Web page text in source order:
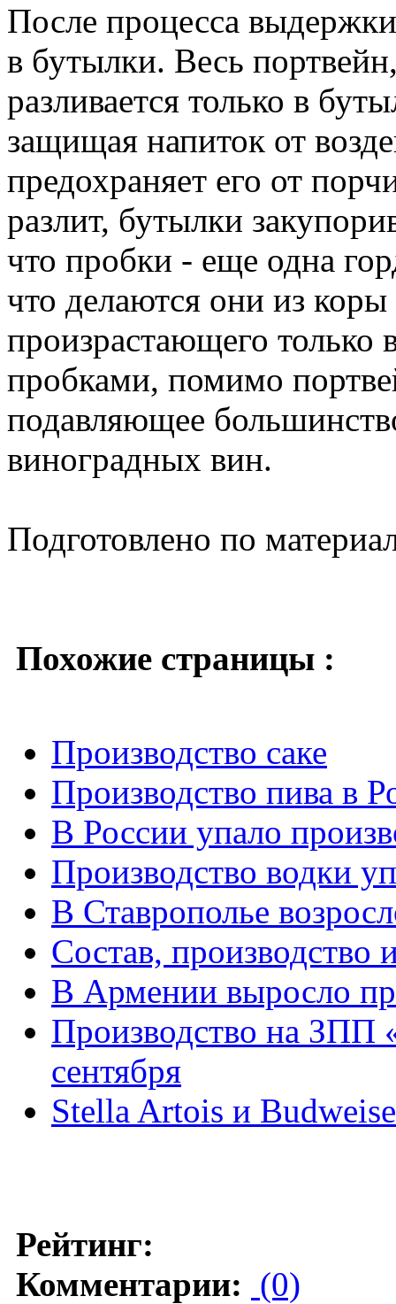
После процесса
в бутылки. Весь
разливается только в
защищая напиток от
предохраняет его от
разлит, бутылки
что пробки - еще одна
что делаются они из
произрастающего только
пробками, помимо
подавляющее
виноградных вин.
Подготовлено по
Похожие страницы :
Производство саке
Производство пива в
В России упало
Производство водки
В Ставрополье
Состав, производство
В Армении выросло
Производство на ЗПП
сентября
Stella Artois и
Рейтинг:
Комментарии: (0)